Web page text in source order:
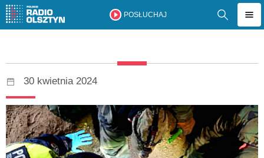
POSŁUCHAJ
30 kwietnia 2024